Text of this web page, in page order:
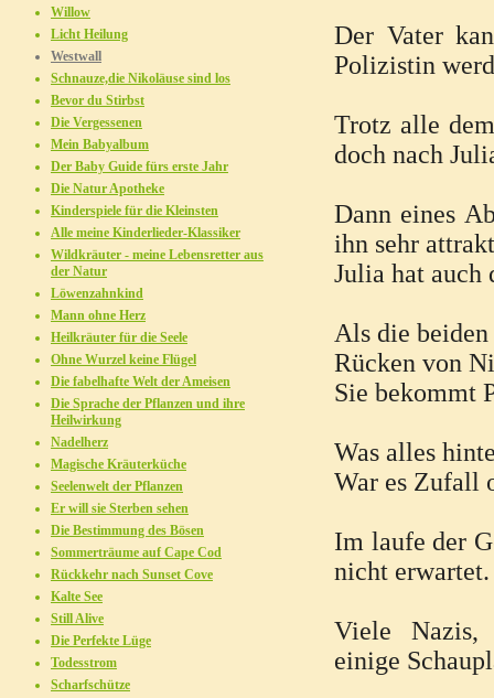
Der Vater
Polizistin
Trotz alle
doch nach
Dann eines
ihn sehr
Julia hat auch
Als die
Rücken von
Sie bekommt
Was alles
War es Zufall
Im laufe der
nicht erwartet.
Viele Nazis,
einige
Willow
Licht Heilung
Westwall
Schnauze,die Nikoläuse sind los
Bevor du Stirbst
Die Vergessenen
Mein Babyalbum
Der Baby Guide fürs erste Jahr
Die Natur Apotheke
Kinderspiele für die Kleinsten
Alle meine Kinderlieder-Klassiker
Wildkräuter - meine Lebensretter aus
der Natur
Löwenzahnkind
Mann ohne Herz
Heilkräuter für die Seele
Ohne Wurzel keine Flügel
Die fabelhafte Welt der Ameisen
Die Sprache der Pflanzen und ihre
Heilwirkung
Nadelherz
Magische Kräuterküche
Seelenwelt der Pflanzen
Er will sie Sterben sehen
Die Bestimmung des Bösen
Sommerträume auf Cape Cod
Rückkehr nach Sunset Cove
Kalte See
Still Alive
Die Perfekte Lüge
Todesstrom
Scharfschütze